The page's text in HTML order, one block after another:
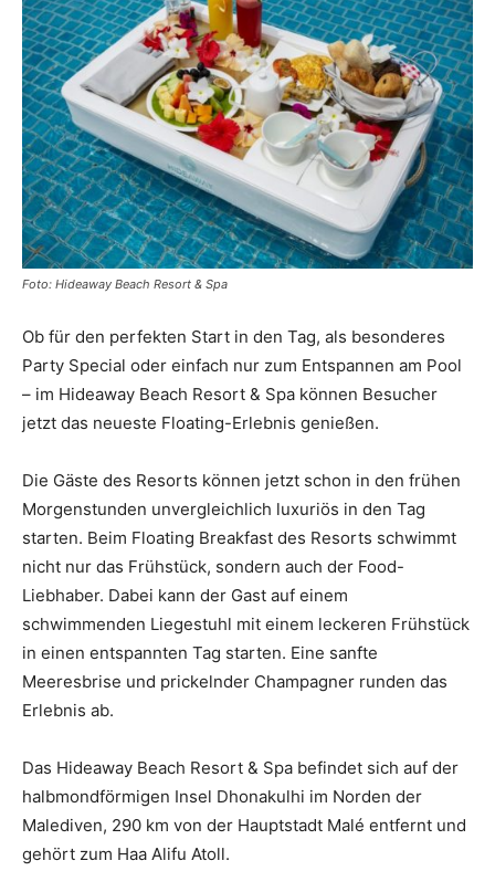
und
Reiseempfehlungen.
Foto: Hideaway Beach Resort & Spa
Ob für den perfekten Start in den Tag, als besonderes
Party Special oder einfach nur zum Entspannen am Pool
– im Hideaway Beach Resort & Spa können Besucher
jetzt das neueste Floating-Erlebnis genießen.
Die Gäste des Resorts können jetzt schon in den frühen
Morgenstunden unvergleichlich luxuriös in den Tag
starten. Beim Floating Breakfast des Resorts schwimmt
nicht nur das Frühstück, sondern auch der Food-
Liebhaber. Dabei kann der Gast auf einem
schwimmenden Liegestuhl mit einem leckeren Frühstück
in einen entspannten Tag starten. Eine sanfte
Meeresbrise und prickelnder Champagner runden das
Erlebnis ab.
Das Hideaway Beach Resort & Spa befindet sich auf der
halbmondförmigen Insel Dhonakulhi im Norden der
Malediven, 290 km von der Hauptstadt Malé entfernt und
gehört zum Haa Alifu Atoll.